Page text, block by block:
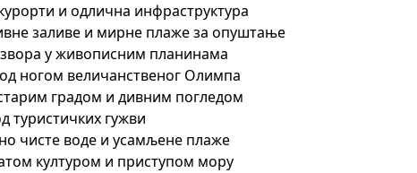
и одлична инфраструктура
заливе и мирне плаже за опуштање
у живописним планинама
ногом величанственог Олимпа
градом и дивним погледом
туристичких гужви
чисте воде и усамљене плаже
културом и приступом мору